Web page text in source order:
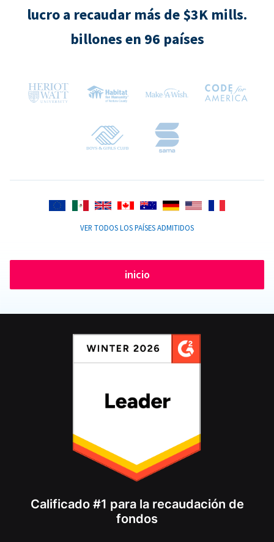
lucro a recaudar más de $3K mills.
billones en 96 países
VER TODOS LOS PAÍSES ADMITIDOS
inicio
Calificado #1 para la recaudación de
fondos